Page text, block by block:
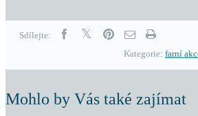
Sdílejte:
Kategorie: farní
Mohlo by Vás také zajímat